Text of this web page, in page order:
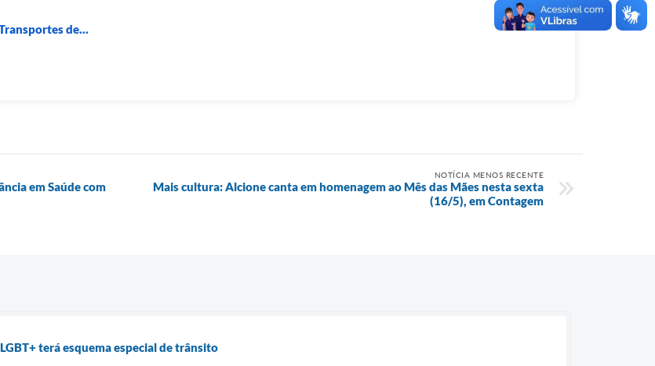
de...
em Saúde com
NOTÍCIA MENOS RECENTE
Mais cultura: Alcione canta em homenagem ao Mês das Mães nesta sexta
(16/5), em Contagem
terá esquema especial de trânsito